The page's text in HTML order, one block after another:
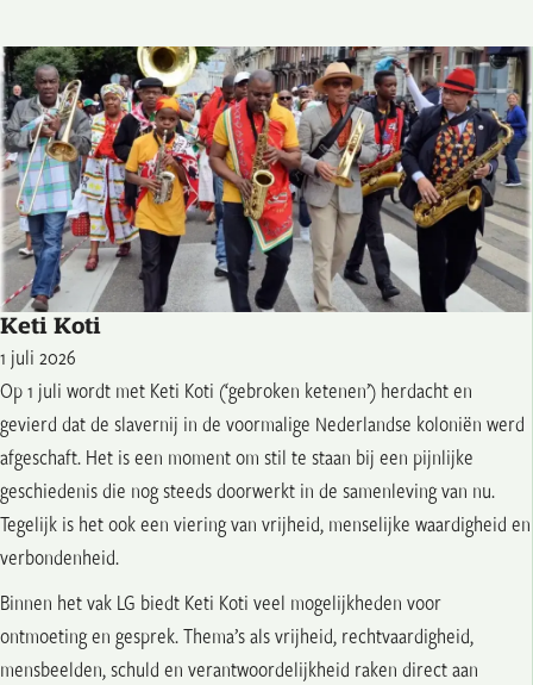
Keti Koti
1 juli 2026
Op 1 juli wordt met Keti Koti (‘gebroken ketenen’) herdacht en
gevierd dat de slavernij in de voormalige Nederlandse koloniën werd
afgeschaft. Het is een moment om stil te staan bij een pijnlijke
geschiedenis die nog steeds doorwerkt in de samenleving van nu.
Tegelijk is het ook een viering van vrijheid, menselijke waardigheid en
verbondenheid.
Binnen het vak LG biedt Keti Koti veel mogelijkheden voor
ontmoeting en gesprek. Thema’s als vrijheid, rechtvaardigheid,
mensbeelden, schuld en verantwoordelijkheid raken direct aan